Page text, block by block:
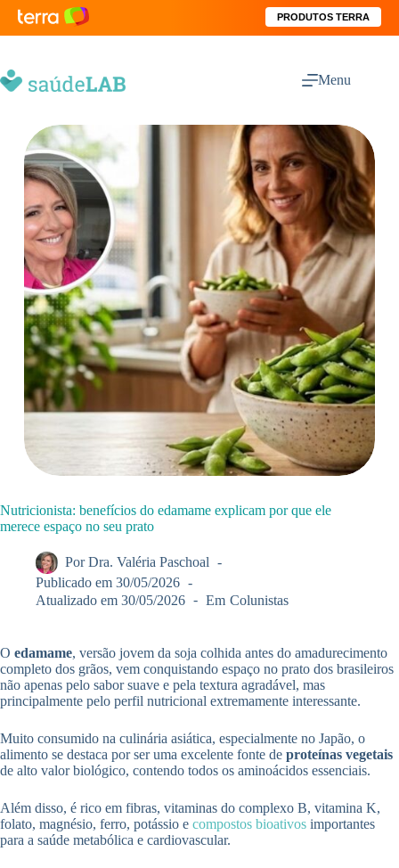
PRODUTOS TERRA
Menu
Nutricionista: benefícios do edamame explicam por que ele
merece espaço no seu prato
Por Dra. Valéria Paschoal
Publicado em 30/05/2026
Atualizado em 30/05/2026 Em Colunistas
O edamame, versão jovem da soja colhida antes do amadurecimento
completo dos grãos, vem conquistando espaço no prato dos brasileiros
não apenas pelo sabor suave e pela textura agradável, mas
principalmente pelo perfil nutricional extremamente interessante.
Muito consumido na culinária asiática, especialmente no Japão, o
alimento se destaca por ser uma excelente fonte de proteínas vegetais
de alto valor biológico, contendo todos os aminoácidos essenciais.
Além disso, é rico em fibras, vitaminas do complexo B, vitamina K,
folato, magnésio, ferro, potássio e compostos bioativos importantes
para a saúde metabólica e cardiovascular.